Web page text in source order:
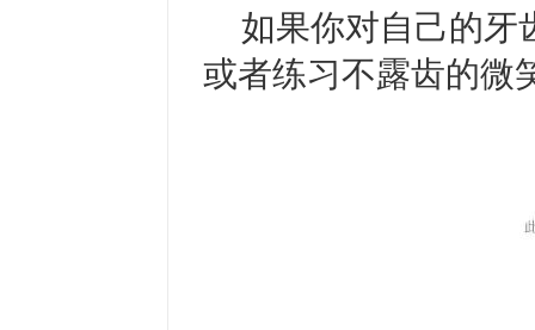
如果你对自己的牙
或者练习不露齿的微